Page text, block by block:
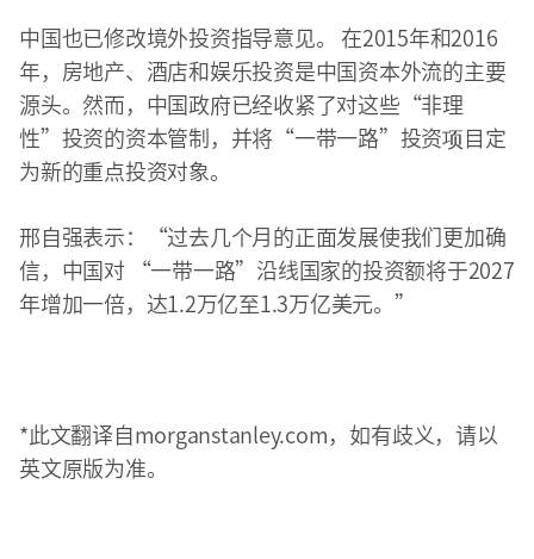
中国也已修改境外投资指导意见。 在2015年和2016
年，房地产、酒店和娱乐投资是中国资本外流的主要
源头。然而，中国政府已经收紧了对这些“非理
性”投资的资本管制，并将“一带一路”投资项目定
为新的重点投资对象。
邢自强表示：“过去几个月的正面发展使我们更加确
信，中国对 “一带一路”沿线国家的投资额将于2027
年增加一倍，达1.2万亿至1.3万亿美元。”
*此文翻译自morganstanley.com，如有歧义，请以
英文原版为准。